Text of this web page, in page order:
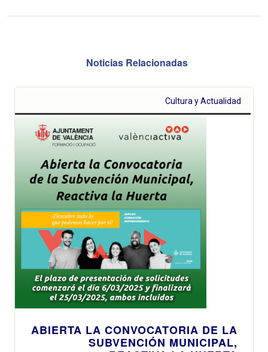
Noticias Relacionadas
Cultura y Actualidad
ABIERTA LA CONVOCATORIA DE LA
SUBVENCIÓN MUNICIPAL,